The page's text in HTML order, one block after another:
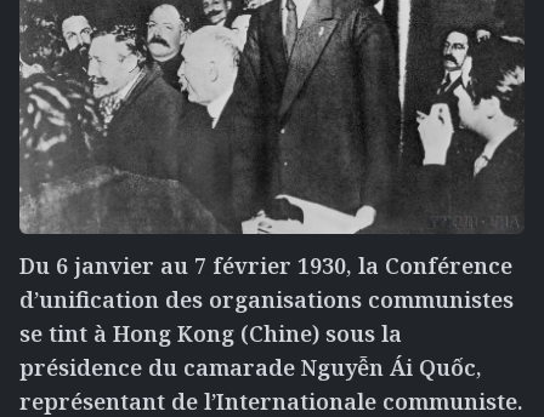
Du 6 janvier au 7 février 1930, la Conférence
d’unification des organisations communistes
se tint à Hong Kong (Chine) sous la
présidence du camarade Nguyễn Ái Quốc,
représentant de l’Internationale communiste.